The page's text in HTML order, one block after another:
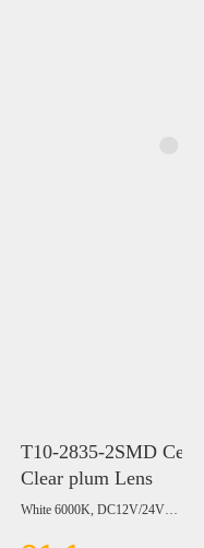
T10-2835-2SMD
Clear plum Lens
White 6000K, DC12V/24V